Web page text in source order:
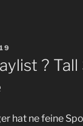
?
hat ne feine